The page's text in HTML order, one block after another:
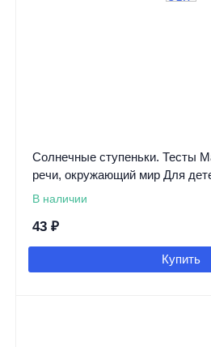
Солнечные ступеньки. Тесты
речи, окружающий мир Для
В наличии
43 ₽
Купить